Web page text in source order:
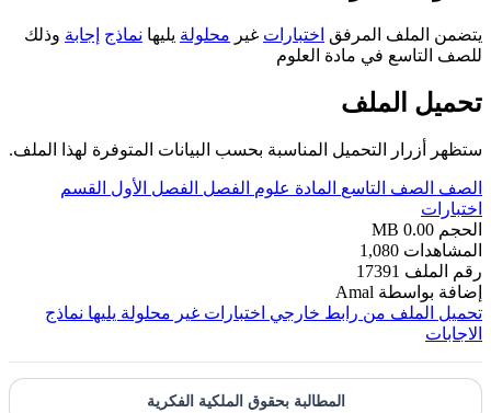
يتضمن الملف المرفق اختباراتغير محلولةيليها نماذج إجابةوذلك
للصف التاسع في مادة العلوم
تحميل الملف
ستظهر أزرار التحميل المناسبة بحسب البيانات المتوفرة لهذا الملف.
الصف الصف التاسع المادة علوم الفصل الفصل الأول
القسم
اختبارات
الحجم 0.00 MB
المشاهدات 1,080
رقم الملف 17391
إضافة بواسطة Amal
تحميل الملف من رابط خارجي
اختبارات غير محلولة يليها نماذج
الاجابات
المطالبة بحقوق الملكية الفكرية